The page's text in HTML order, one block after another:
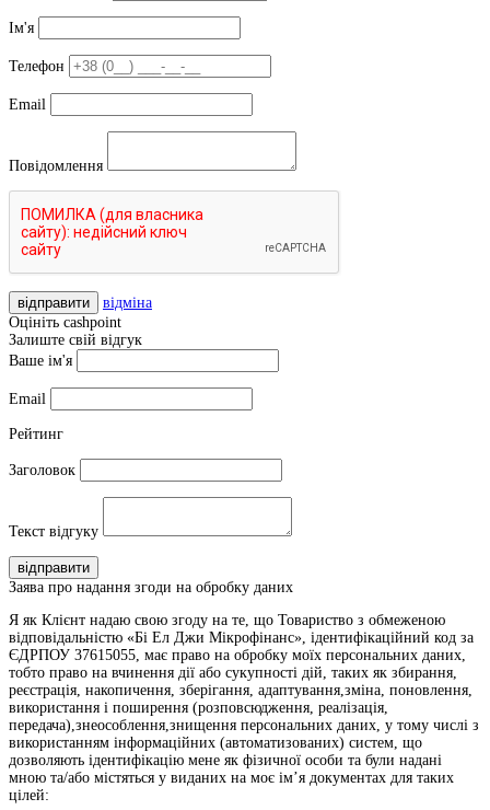
Ім'я
Телефон
Email
Повідомлення
відправити
відміна
Оцініть cashpoint
Залиште свій відгук
Ваше ім'я
Email
Рейтинг
Заголовок
Текст відгуку
відправити
Заява про надання згоди на обробку даних
Я як Клієнт надаю свою згоду на те, що Товариство з обмеженою
відповідальністю «Бі Ел Джи Мікрофінанс», ідентифікаційний код за
ЄДРПОУ 37615055, має право на обробку моїх персональних даних,
тобто право на вчинення дії або сукупності дій, таких як збирання,
реєстрація, накопичення, зберігання, адаптування,зміна, поновлення,
використання і поширення (розповсюдження, реалізація,
передача),знеособлення,знищення персональних даних, у тому числі з
використанням інформаційних (автоматизованих) систем, що
дозволяють ідентифікацію мене як фізичної особи та були надані
мною та/або містяться у виданих на моє ім’я документах для таких
цілей: